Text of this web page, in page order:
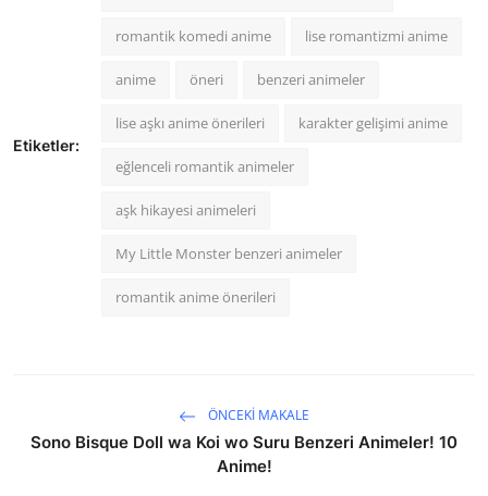
Etiketler:
romantik komedi anime lise romantizmi anime
anime öneri benzeri animeler
lise aşkı anime önerileri karakter gelişimi anime
eğlenceli romantik animeler
aşk hikayesi animeleri
My Little Monster benzeri animeler
romantik anime önerileri
ÖNCEKI MAKALE
Sono Bisque Doll wa Koi wo Suru Benzeri Animeler! 10
Anime!